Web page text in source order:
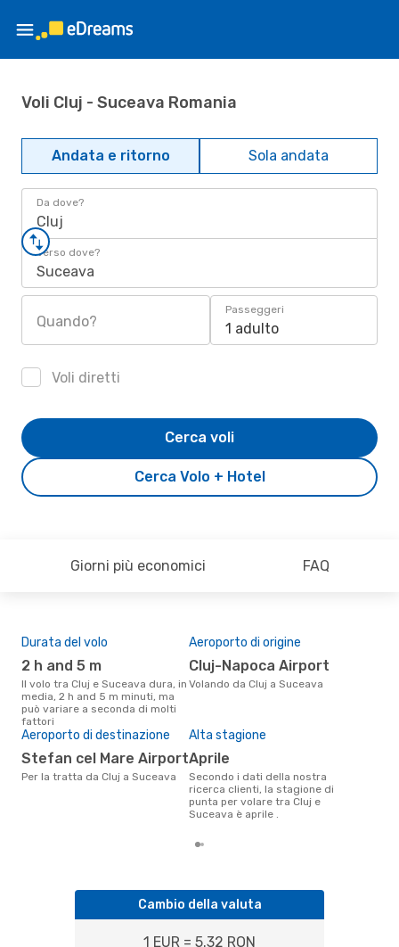
Voli Cluj - Suceava Romania
Andata e ritorno Sola andata
Da dove?
Cluj
Verso dove?
Suceava
Quando?
Passeggeri
1 adulto
Voli diretti
Cerca Volo + Hotel
Cerca voli
Giorni più economici FAQ
Durata del volo
2 h and 5 m
Il volo tra Cluj e Suceava dura, in
media, 2 h and 5 m minuti, ma
può variare a seconda di molti
fattori
Aeroporto di origine
Cluj-Napoca Airport
Volando da Cluj a Suceava
Aeroporto di destinazione
Stefan cel Mare Airport
Per la tratta da Cluj a Suceava
Alta stagione
aprile
Secondo i dati della nostra
ricerca clienti, la stagione di
punta per volare tra Cluj e
Suceava è aprile .
Cambio della valuta
1 EUR = 5.32 RON